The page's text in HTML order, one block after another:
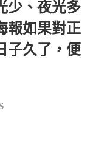
少、夜光多
報如果對正
子久了，便